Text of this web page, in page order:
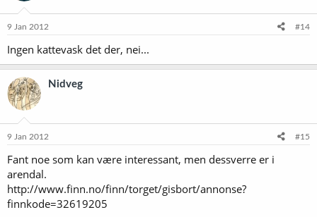
9 Jan 2012 #14
Ingen kattevask det der, nei...
Nidveg
9 Jan 2012 #15
Fant noe som kan være interessant, men dessverre er i
arendal.
http://www.finn.no/finn/torget/gisbort/annonse?
finnkode=32619205